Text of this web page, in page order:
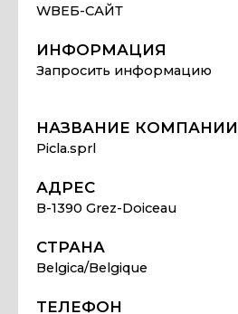
WВЕБ-САЙТ
ИНФОРМАЦИЯ
Запросить информацию
НАЗВАНИЕ КОМПАНИИ
Picla.sprl
АДРЕС
B-1390 Grez-Doiceau
СТРАНА
Belgica/Belgique
ТЕЛЕФОН